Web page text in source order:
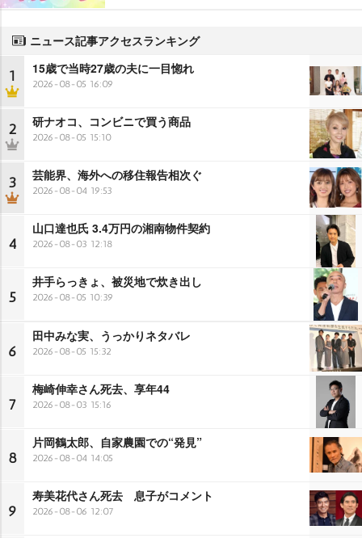
ニュース記事アクセスランキング
1 15歳で当時27歳の夫に一目惚れ
2026-08-05 16:09
2 研ナオコ、コンビニで買う商品
2026-08-05 15:10
3 芸能界、海外への移住報告相次ぐ
2026-08-04 19:53
4
山口達也氏 3.4万円の湘南物件契約
2026-08-03 12:18
5
井手らっきょ、被災地で炊き出し
2026-08-05 10:39
6
田中みな実、うっかりネタバレ
2026-08-05 15:32
7
梅崎伸幸さん死去、享年44
2026-08-03 15:16
8
片岡鶴太郎、自家農園での“発見”
2026-08-04 14:05
9
寿美花代さん死去 息子がコメント
2026-08-06 12:07